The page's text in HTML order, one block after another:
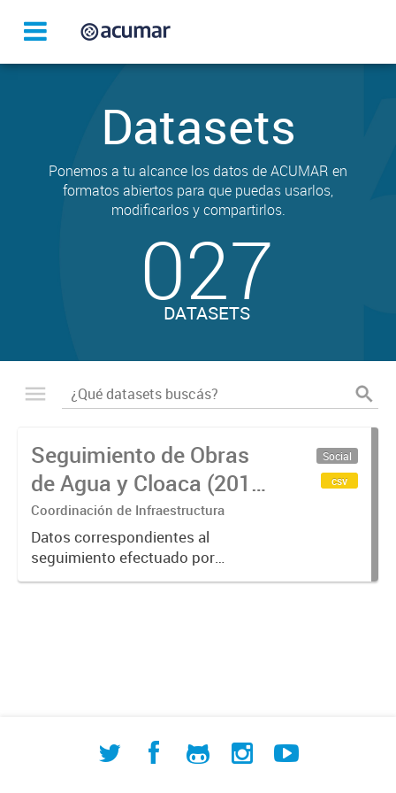
Datasets
Ponemos a tu alcance los datos de ACUMAR en
formatos abiertos para que puedas usarlos,
modificarlos y compartirlos.
027
DATASETS
Seguimiento de Obras
de Agua y Cloaca (2018-
2023)
Coordinación de Infraestructura
Datos correspondientes al
seguimiento efectuado por
ACUMAR de las obras de provisión
Social
csv